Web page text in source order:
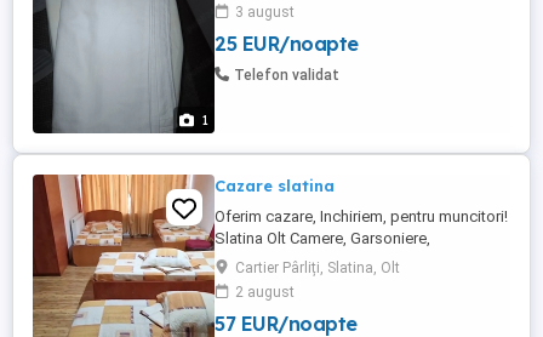
1
3 august
25 EUR/noapte
Telefon validat
Cazare slatina
Oferim cazare, Inchiriem, pentru muncitori!
Slatina Olt Camere, Garsoniere,
Apartamente Capacități diferite între 3-4-5
persoane în fiecare cameră avem 45 de
camere Toate imobilele sunt dotate cu
paturi single, băi proprii, televizor, frigider,
Cartier Pârliți, Slatina, Olt
2 august
57 EUR/noapte